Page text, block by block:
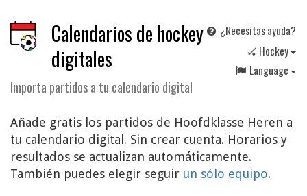
Calendarios de hockey
digitales
Importa partidos a tu calendario digital
¿Necesitas ayuda?
🏑 Hockey
Language
Añade gratis los partidos de Hoofdklasse Heren a
tu calendario digital. Sin crear cuenta. Horarios y
resultados se actualizan automáticamente.
También puedes elegir seguir un sólo equipo.